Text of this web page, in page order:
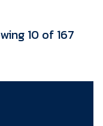
10 of 167